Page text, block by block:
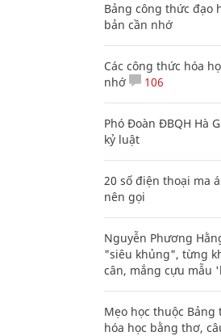
Bảng công thức đạo
bản cần nhớ
Các công thức hóa
nhớ
106
Phó Đoàn ĐBQH Hà
kỷ luật
20 số điện thoại ma
nên gọi
Nguyễn Phương
"siêu khủng", từng
cân, mắng cựu mẫu
Mẹo học thuộc
hóa học bằng thơ,